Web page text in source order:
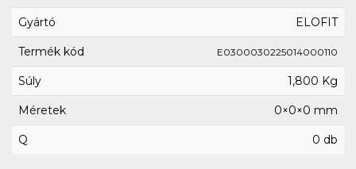
Gyártó ELOFIT
Termék kód E0300030225014000110
Súly 1,800 Kg
Méretek 0×0×0 mm
Q 0 db